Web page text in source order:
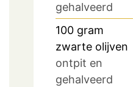
gehalveerd
100 gram
zwarte olijven
ontpit en
gehalveerd